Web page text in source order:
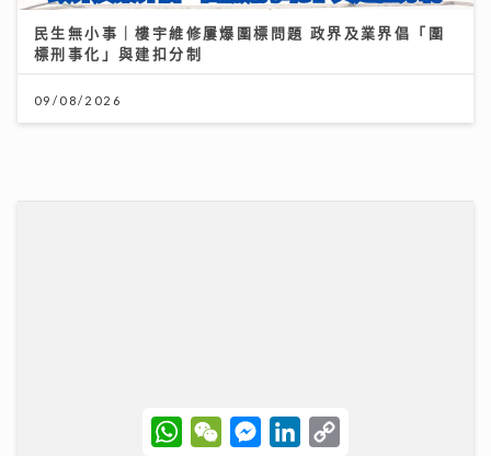
民生無小事｜樓宇維修屢爆圍標問題 政界及業界倡「圍
標刑事化」與建扣分制
09/08/2026
W
h
W
e
M
e
L